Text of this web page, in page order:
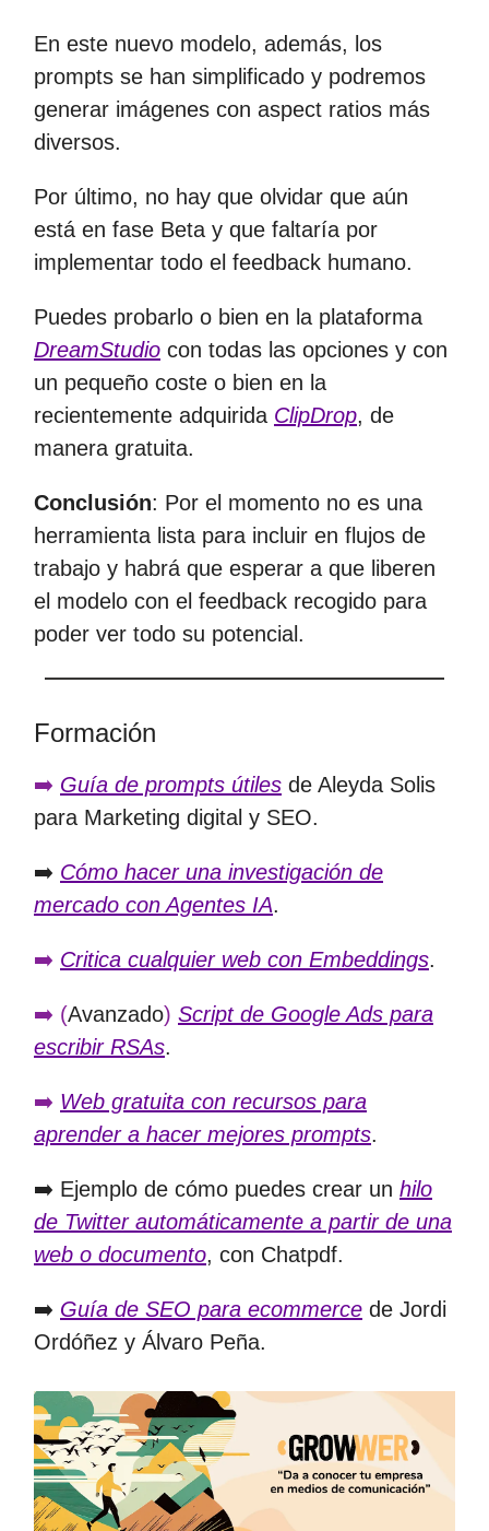
En este nuevo modelo, además, los
prompts se han simplificado y podremos
generar imágenes con aspect ratios más
diversos.
Por último, no hay que olvidar que aún
está en fase Beta y que faltaría por
implementar todo el feedback humano.
Puedes probarlo o bien en la plataforma
DreamStudio con todas las opciones y con
un pequeño coste o bien en la
recientemente adquirida ClipDrop, de
manera gratuita.
Conclusión: Por el momento no es una
herramienta lista para incluir en flujos de
trabajo y habrá que esperar a que liberen
el modelo con el feedback recogido para
poder ver todo su potencial.
Formación
➡️ Guía de prompts útiles de Aleyda Solis
para Marketing digital y SEO.
➡️ Cómo hacer una investigación de
mercado con Agentes IA.
➡️ Critica cualquier web con Embeddings.
➡️ (Avanzado) Script de Google Ads para
escribir RSAs.
➡️ Web gratuita con recursos para
aprender a hacer mejores prompts.
➡️ Ejemplo de cómo puedes crear un hilo
de Twitter automáticamente a partir de una
web o documento, con Chatpdf.
➡️ Guía de SEO para ecommerce de Jordi
Ordóñez y Álvaro Peña.